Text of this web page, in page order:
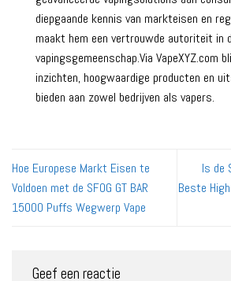
diepgaande kennis van markteisen en
maakt hem een vertrouwde autoriteit in
vapingsgemeenschap.Via VapeXYZ.com
inzichten, hoogwaardige producten en
bieden aan zowel bedrijven als vapers.
Hoe Europese Markt Eisen te
Voldoen met de SFOG GT BAR
15000 Puffs Wegwerp Vape
Is de
Beste
Geef een reactie